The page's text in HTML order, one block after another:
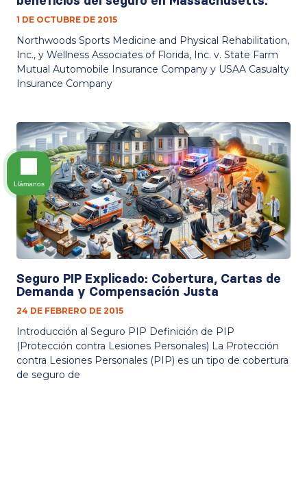
1 DE OCTUBRE DE 2015
Northwoods Sports Medicine and Physical Rehabilitation,
Inc., y Wellness Associates of Florida, Inc. v. State Farm
Mutual Automobile Insurance Company y USAA Casualty
Insurance Company
Seguro PIP Explicado: Cobertura, Cartas de
Demanda y Compensación Justa
24 DE FEBRERO DE 2015
Introducción al Seguro PIP Definición de PIP
(Protección contra Lesiones Personales) La Protección
contra Lesiones Personales (PIP) es un tipo de cobertura
de seguro de
Llámanos